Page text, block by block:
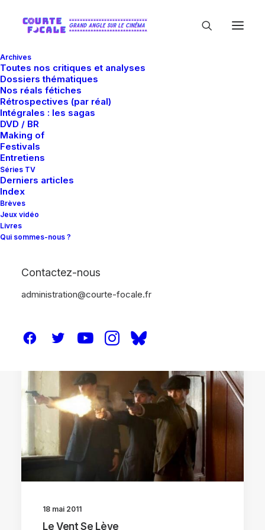
Archives
Toutes nos critiques et analyses
Dossiers thématiques
Nos réals fétiches
Rétrospectives (par réal)
Intégrales : les sagas
DVD / BR
Making of
Festivals
Entretiens
Séries TV
Derniers articles
Index
Brèves
Jeux vidéo
Livres
Qui sommes-nous ?
Contactez-nous
administration@courte-focale.fr
18 mai 2011
Le Vent Se Lève